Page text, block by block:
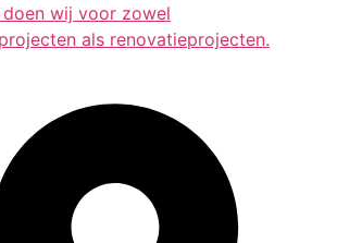
wij voor zowel
als renovatieprojecten.